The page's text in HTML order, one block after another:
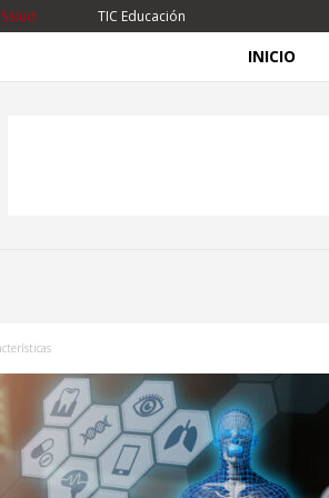
TIC Educación
INICIO